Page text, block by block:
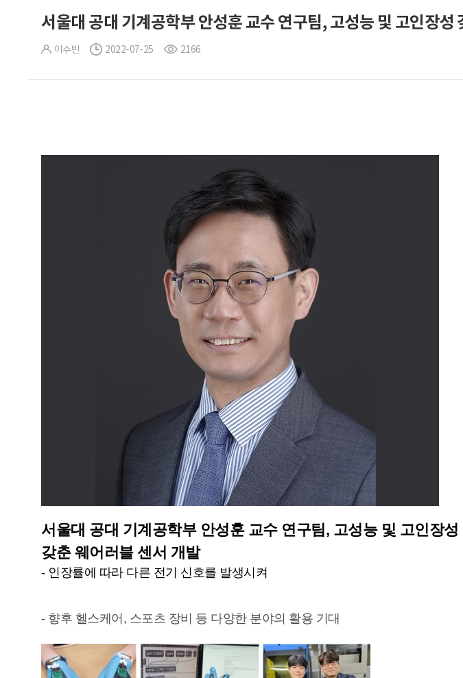
서울대 공대 기계공학부 안성훈 교수 연구팀, 고성능 및 고인장성
이수빈 2022-07-25 2166
서울대 공대 기계공학부 안성훈 교수 연구팀, 고성능 및 고인장성
갖춘 웨어러블 센서 개발
- 인장률에 따라 다른 전기 신호를 발생시켜
- 향후 헬스케어, 스포츠 장비 등 다양한 분야의 활용 기대